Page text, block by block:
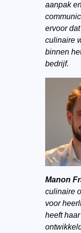
aanpak
ervoor
culinaire
binnen
bedrijf.
Manon
culinaire
voor
heeft